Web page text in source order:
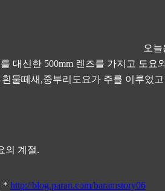
오
를 대신한 500mm 렌즈를 가지고 도
물떼새,중부리도요가 주를 이루었
의 계절.
* http://blog.paran.com/baramstory06